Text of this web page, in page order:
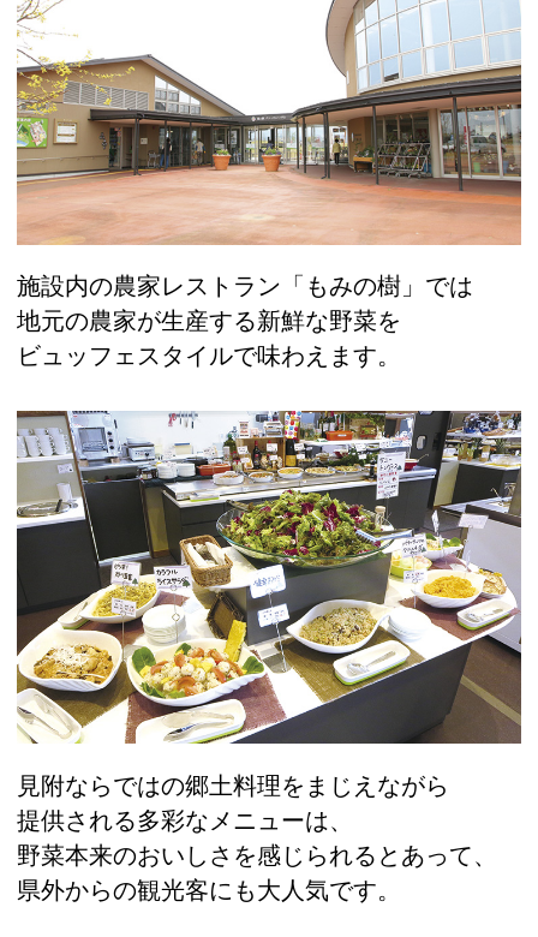
施設内の農家レストラン「もみの樹」では
地元の農家が生産する新鮮な野菜を
ビュッフェスタイルで味わえます。
見附ならではの郷土料理をまじえながら
提供される多彩なメニューは、
野菜本来のおいしさを感じられるとあって、
県外からの観光客にも大人気です。